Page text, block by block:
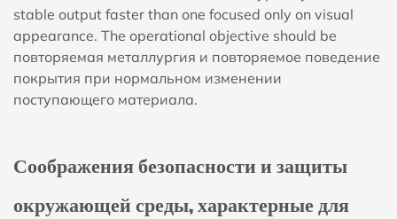
stable output faster than one focused only on visual
appearance. The operational objective should be
повторяемая металлургия и повторяемое поведение
покрытия при нормальном изменении
поступающего материала.
Соображения безопасности и защиты
окружающей среды, характерные для